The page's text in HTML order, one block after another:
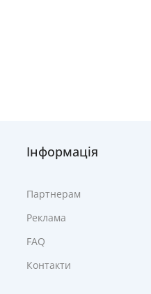
Інформація
Партнерам
Реклама
FAQ
Контакти